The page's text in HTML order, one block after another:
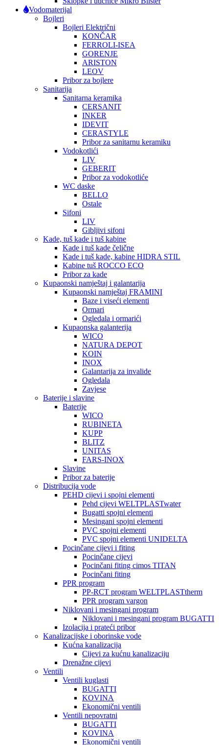
Vodomaterijal
Bojleri
Bojleri Električni
KONČAR
FERROLI-ISEA
GORENJE
ARISTON
LEOV
Pribor za bojlere
Sanitarija
Sanitarna keramika
CERSANIT
INKER
IDEVIT
CERASTYLE
Pribor za sanitarnu keramiku
Vodokotlići
LIV
GEBERIT
Pribor za vodokotliće
WC daske
BELLO
Ostale
Sifoni
LIV
Gibljivi sifoni
Kade, tuš kade i tuš kabine
Kade i tuš kade čelične
Kade i tuš kade, kabine HIDRA STIL
Kabine tuš ROCCO ECO
Pribor za kade
Kupaonski namještaj i galantarija
Kupaonski namještaj FRAMINI
Baze i viseći elementi
Ormari
Ogledala i ormarići
Kupaonska galanterija
WICO
NATURA DEPOT
KOIN
INOX
Galantarija za invalide
Ogledala
Zavjese
Baterije i slavine
Baterije
WICO
RUBINETA
KUPP
BLITZ
UNITAS
FARS-INOX
Slavine
Pribor za baterije
Distribucija vode
PEHD cijevi i spojni elementi
Pehd cijevi WELTPLASTwater
Bugatti spojni elementi
Mesingani spojni elementi
PVC spojni elementi
PVC spojni elementi UNIDELTA
Pocinčane cijevi i fiting
Pocinčane cijevi
Pocinčani fiting cimos TITAN
Pocinčani fiting
PPR program
PP-RCT program WELTPLASTtherm
PPR program vargon
Niklovani i mesingani program
Niklovani i mesingani program BUGATTI
Izolacija i prateći pribor
Kanalizacijske i oborinske vode
Kućna kanalizacija
Cijevi za kućnu kanalizaciju
Drenažne cijevi
Ventili
Ventili kuglasti
BUGATTI
KOVINA
Ekonomični ventili
Ventili nepovratni
BUGATTI
KOVINA
Ekonomični ventili